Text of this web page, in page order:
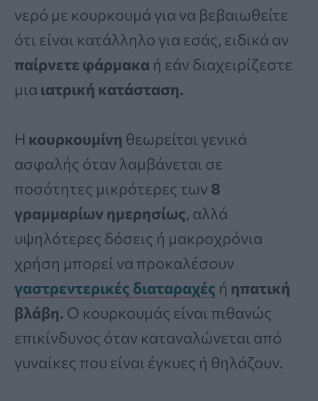
νερό με κουρκουμά για να βεβαιωθείτε
ότι είναι κατάλληλο για εσάς, ειδικά αν
παίρνετε φάρμακα ή εάν διαχειρίζεστε
μια ιατρική κατάσταση.
Η κουρκουμίνη θεωρείται γενικά
ασφαλής όταν λαμβάνεται σε
ποσότητες μικρότερες των 8
γραμμαρίων ημερησίως, αλλά
υψηλότερες δόσεις ή μακροχρόνια
χρήση μπορεί να προκαλέσουν
γαστρεντερικές διαταραχές ή ηπατική
βλάβη. Ο κουρκουμάς είναι πιθανώς
επικίνδυνος όταν καταναλώνεται από
γυναίκες που είναι έγκυες ή θηλάζουν.